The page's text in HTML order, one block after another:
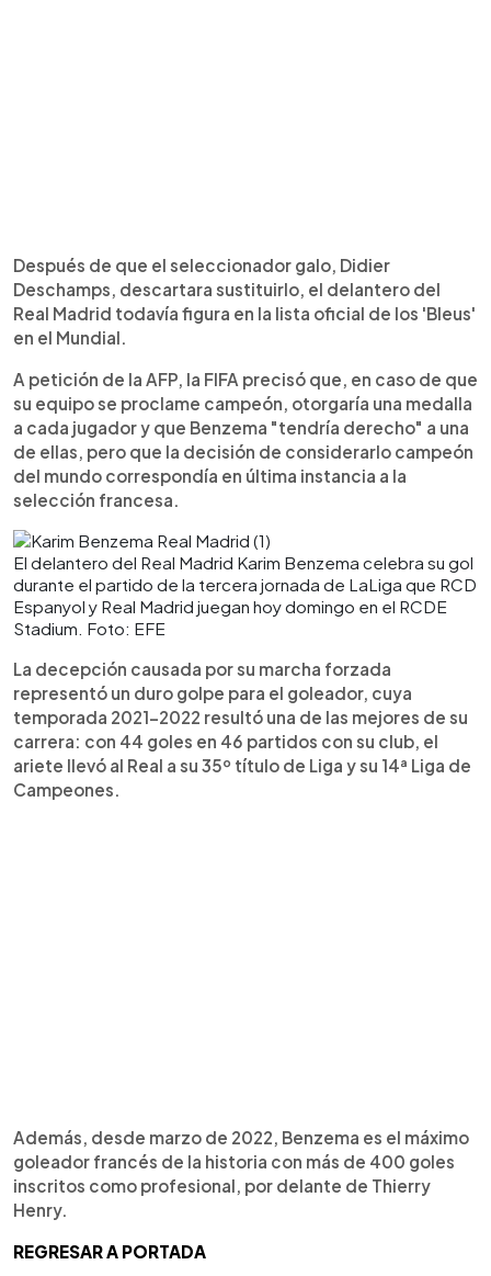
Después de que el seleccionador galo, Didier
Deschamps, descartara sustituirlo, el delantero del
Real Madrid todavía figura en la lista oficial de los 'Bleus'
en el Mundial.
A petición de la AFP, la FIFA precisó que, en caso de que
su equipo se proclame campeón, otorgaría una medalla
a cada jugador y que Benzema "tendría derecho" a una
de ellas, pero que la decisión de considerarlo campeón
del mundo correspondía en última instancia a la
selección francesa.
El delantero del Real Madrid Karim Benzema celebra su gol
durante el partido de la tercera jornada de LaLiga que RCD
Espanyol y Real Madrid juegan hoy domingo en el RCDE
Stadium. Foto: EFE
La decepción causada por su marcha forzada
representó un duro golpe para el goleador, cuya
temporada 2021-2022 resultó una de las mejores de su
carrera: con 44 goles en 46 partidos con su club, el
ariete llevó al Real a su 35º título de Liga y su 14ª Liga de
Campeones.
Además, desde marzo de 2022, Benzema es el máximo
goleador francés de la historia con más de 400 goles
inscritos como profesional, por delante de Thierry
Henry.
REGRESAR A PORTADA